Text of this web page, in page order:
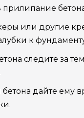
прилипание
или другие
к
следите за
дайте ему